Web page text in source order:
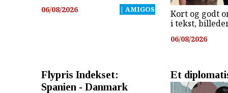
06/08/2026 | AMIGOS
Kort og godt
i tekst,
06/08/2026
Flypris Indekset:
Spanien - Danmark
Et